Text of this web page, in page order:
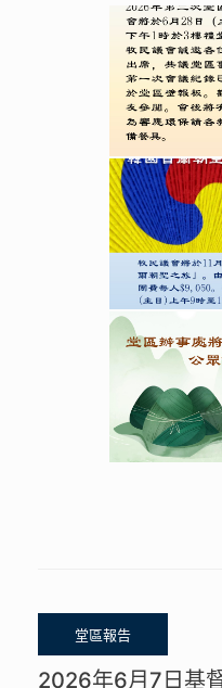
2026年6月7日基